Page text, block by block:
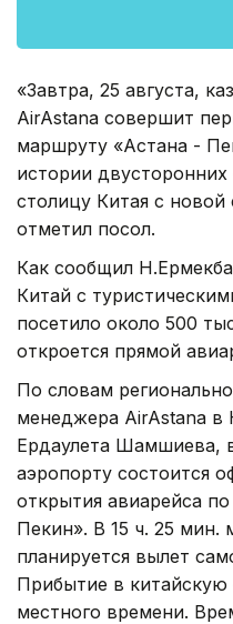
«Завтра, 25 августа,
AirAstana совершит
маршруту «Астана -
истории
столицу Китая с новой
отметил посол.
Как сообщил
Китай с
посетило около 500
откроется прямой
По словам
менеджера AirAstana в
Ердаулета Шамшиева,
аэропорту состоится
открытия авиарейса
Пекин». В 15 ч. 25 мин.
планируется вылет
Прибытие в китайскую
местного времени.